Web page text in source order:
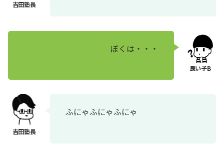
ぼくは・・・
ふにゃふにゃふにゃ